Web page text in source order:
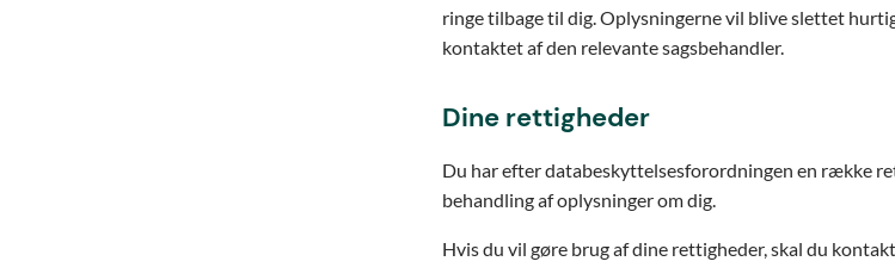
ringe tilbage til dig. Oplysningerne vil blive slettet
kontaktet af den relevante sagsbehandler.
Dine rettigheder
Du har efter databeskyttelsesforordningen en række
behandling af oplysninger om dig.
Hvis du vil gøre brug af dine rettigheder, skal du